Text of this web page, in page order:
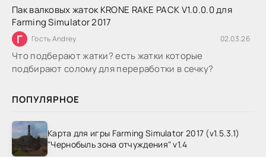
Пак валковых жаток KRONE RAKE PACK V1.0.0.0 для
Farming Simulator 2017
Г Гость Andrey 02.03.26
Что подберают жатки? есть жатки которые
подбирают солому для переработки в сечку?
ПОПУЛЯРНОЕ
Карта для игры Farming Simulator 2017 (v1.5.3.1)
"Чернобыль зона отчуждения" v1.4